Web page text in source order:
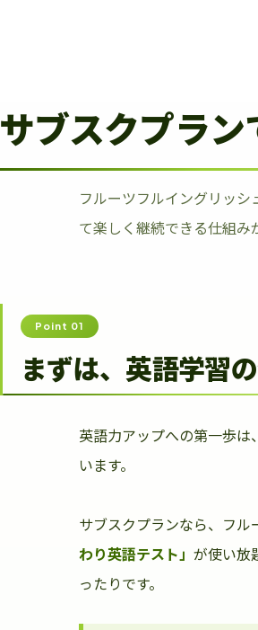
サブスクプラン
フルーツフルイングリッ
て楽しく継続できる仕組み
Point 01
まずは、英語学習
英語力アップへの第一歩は
います。
サブスクプランなら、フ
わり英語テスト」 が使い放
ったりです。